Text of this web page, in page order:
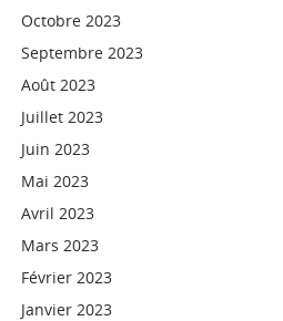
Octobre 2023
Septembre 2023
Août 2023
Juillet 2023
Juin 2023
Mai 2023
Avril 2023
Mars 2023
Février 2023
Janvier 2023